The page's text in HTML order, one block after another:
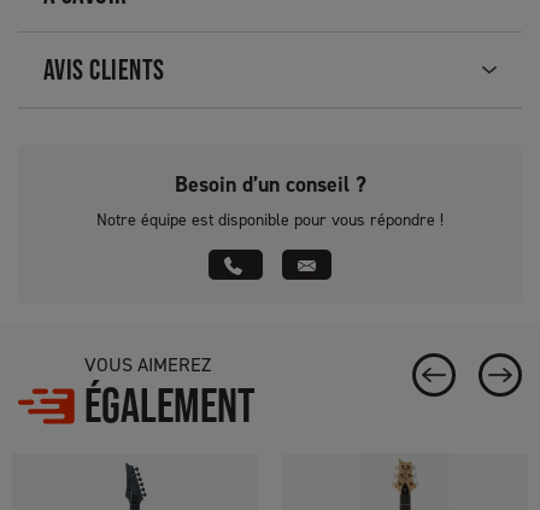
AVIS CLIENTS
Besoin d’un conseil ?
Notre équipe est disponible pour vous répondre !
VOUS AIMEREZ
ÉGALEMENT